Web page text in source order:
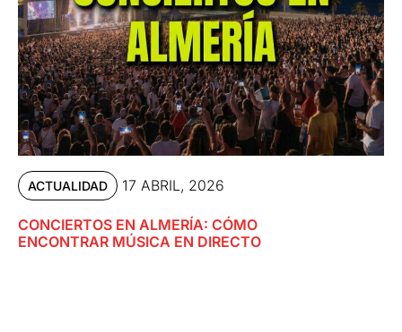
ACTUALIDAD 17 ABRIL, 2026
CONCIERTOS EN ALMERÍA: CÓMO
ENCONTRAR MÚSICA EN DIRECTO